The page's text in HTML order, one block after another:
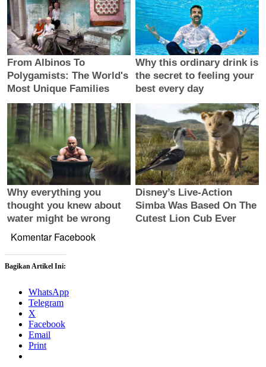
Komentar Facebook
Bagikan Artikel Ini:
WhatsApp
Telegram
X
Facebook
Email
Print